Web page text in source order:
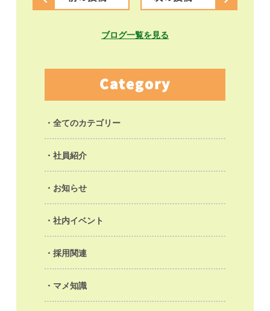
ブログ一覧を見る
Category
全てのカテゴリー
社員紹介
お知らせ
社内イベント
採用関連
マメ知識